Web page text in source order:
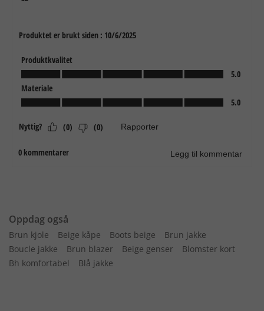
Oppdag også
Brun kjole Beige kåpe Boots beige
Brun jakke
Boucle jakke
Brun blazer Beige genser
Blomster kort
Bh komfortabel
Blå jakke